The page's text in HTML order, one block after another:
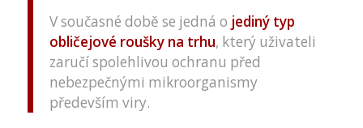
V současné době se jedná o jediný typ
obličejové roušky na trhu, který uživateli
zaručí spolehlivou ochranu před
nebezpečnými mikroorganismy
především viry.